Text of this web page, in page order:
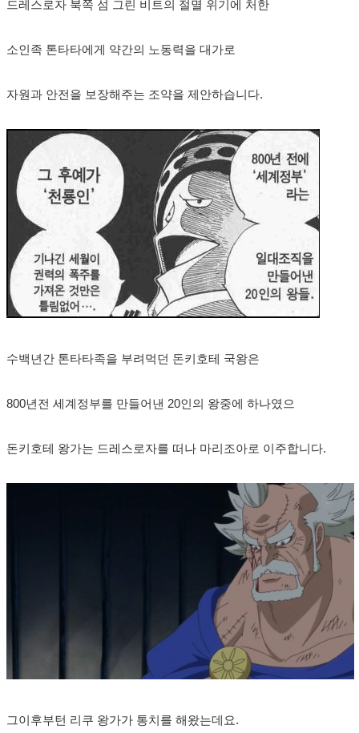
드레스로자 북쪽 섬 그린 비트의 절멸 위기에 처한
소인족 톤타타에게 약간의 노동력을 대가로
자원과 안전을 보장해주는 조약을 제안하습니다.
수백년간 톤타타족을 부려먹던 돈키호테 국왕은
800년전 세계정부를 만들어낸 20인의 왕중에 하나였으
돈키호테 왕가는 드레스로자를 떠나 마리조아로 이주합니다.
그이후부턴 리쿠 왕가가 통치를 해왔는데요.